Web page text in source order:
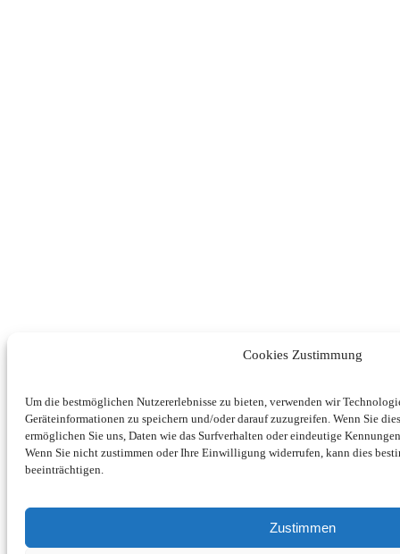
Cookies Zustimmung
Um die bestmöglichen Nutzererlebnisse zu bieten, verwenden wir
Geräteinformationen zu speichern und/oder darauf zuzugreifen. Wenn Sie
ermöglichen Sie uns, Daten wie das Surfverhalten oder eindeutige
Wenn Sie nicht zustimmen oder Ihre Einwilligung widerrufen, kann dies
beeinträchtigen.
Zustimmen